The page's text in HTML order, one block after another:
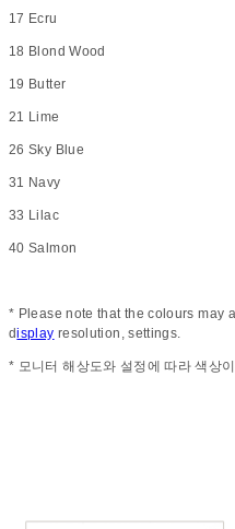
17 Ecru
18 Blond Wood
19 Butter
21 Lime
26 Sky Blue
31 Navy
33 Lilac
40 Salmon
* Please note that the colours may
display resolution, settings.
* 모니터 해상도와 설정에 따라 색상